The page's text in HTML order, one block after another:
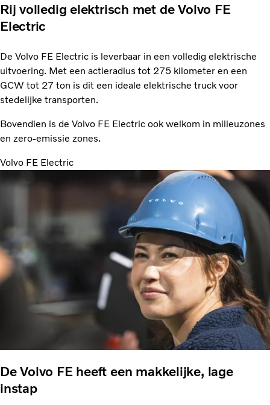
Rij volledig elektrisch met de Volvo FE
Electric
De Volvo FE Electric is leverbaar in een volledig elektrische
uitvoering. Met een actieradius tot 275 kilometer en een
GCW tot 27 ton is dit een ideale elektrische truck voor
stedelijke transporten.
Bovendien is de Volvo FE Electric ook welkom in milieuzones
en zero-emissie zones.
Volvo FE Electric
De Volvo FE heeft een makkelijke, lage
instap